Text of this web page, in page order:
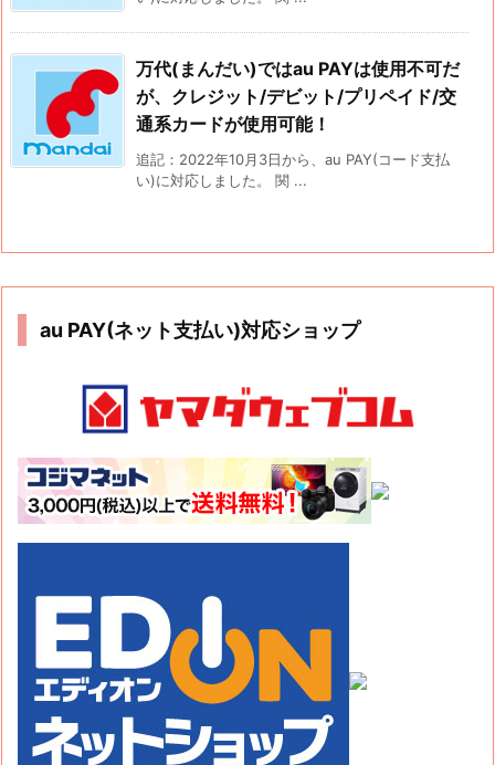
万代(まんだい)ではau PAYは使用不可だ
が、クレジット/デビット/プリペイド/交
通系カードが使用可能！
追記：2022年10月3日から、au PAY(コード支払
い)に対応しました。 関 ...
au PAY(ネット支払い)対応ショップ